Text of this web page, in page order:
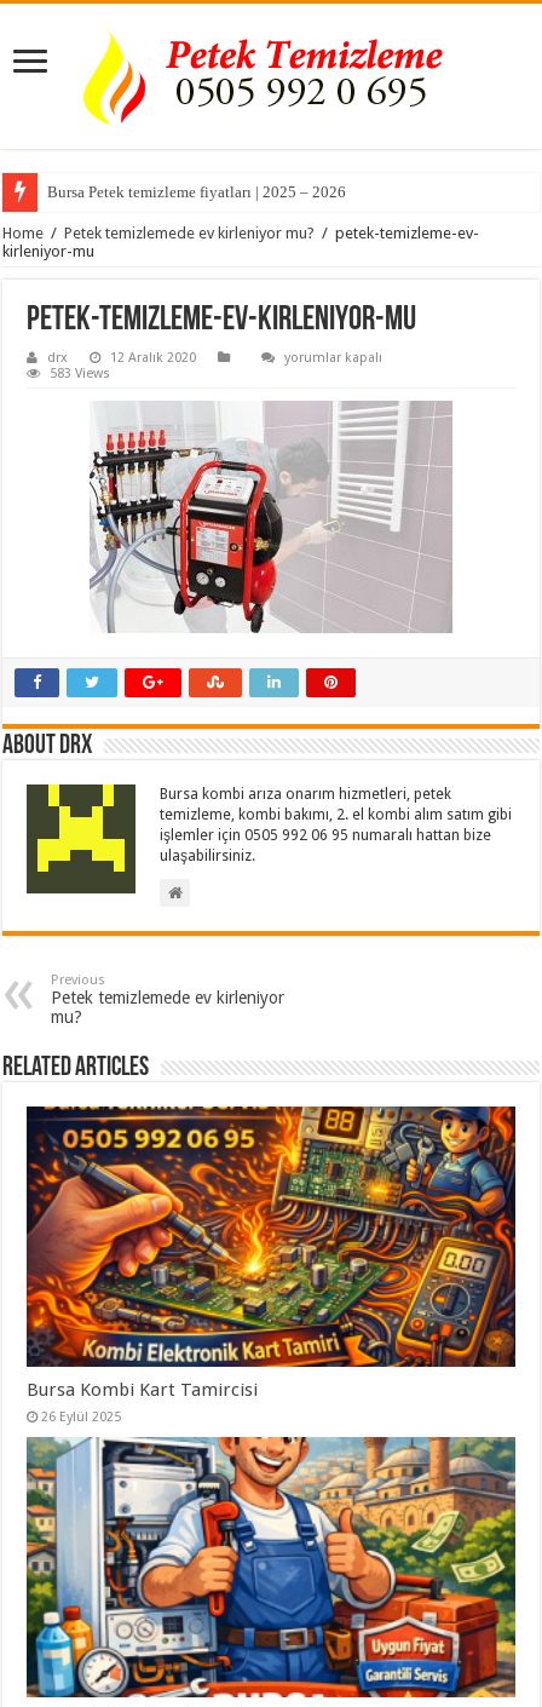
Bursa Petek temizleme fiyatları | 2025 – 2026
Home / Petek temizlemede ev kirleniyor mu? / petek-temizleme-ev-
kirleniyor-mu
petek-temizleme-ev-kirleniyor-mu
drx 12 Aralık 2020
petek-
kirleniyor-
yorumlar kapalı
583 Views
About drx
Bursa kombi arıza onarım hizmetleri, petek
temizleme, kombi bakımı, 2. el kombi alım satım gibi
işlemler için 0505 992 06 95 numaralı hattan bize
ulaşabilirsiniz.
Previous
Petek temizlemede ev kirleniyor
mu?
Related Articles
Bursa Kombi Kart Tamircisi
26 Eylül 2025